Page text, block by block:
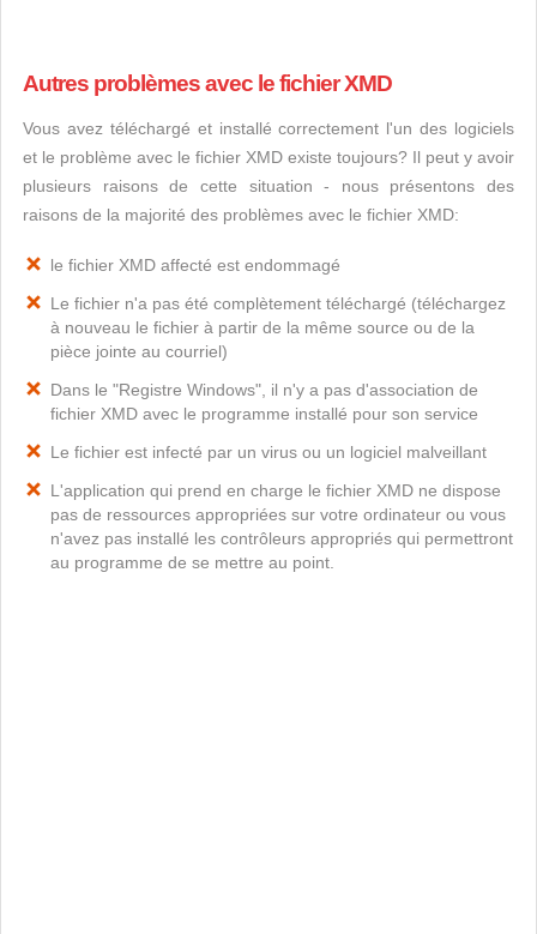
Autres problèmes avec le fichier XMD
Vous avez téléchargé et installé correctement l'un des logiciels
et le problème avec le fichier XMD existe toujours? Il peut y avoir
plusieurs raisons de cette situation - nous présentons des
raisons de la majorité des problèmes avec le fichier XMD:
le fichier XMD affecté est endommagé
Le fichier n'a pas été complètement téléchargé (téléchargez
à nouveau le fichier à partir de la même source ou de la
pièce jointe au courriel)
Dans le "Registre Windows", il n'y a pas d'association de
fichier XMD avec le programme installé pour son service
Le fichier est infecté par un virus ou un logiciel malveillant
L'application qui prend en charge le fichier XMD ne dispose
pas de ressources appropriées sur votre ordinateur ou vous
n'avez pas installé les contrôleurs appropriés qui permettront
au programme de se mettre au point.